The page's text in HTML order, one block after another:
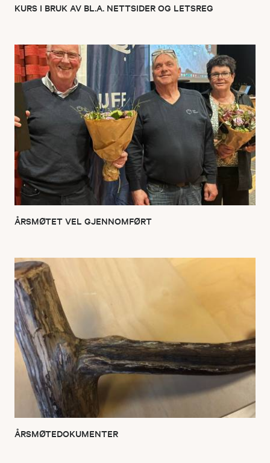
KURS I BRUK AV BL.A. NETTSIDER OG LETSREG
ÅRSMØTET VEL GJENNOMFØRT
ÅRSMØTEDOKUMENTER